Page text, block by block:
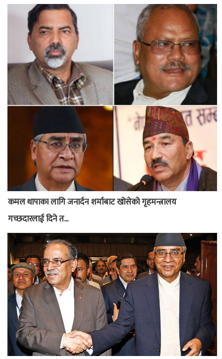
कमल थापाका लागि जनार्दन शर्माबाट खोसेको गृहमन्त्रालय
गच्छदारलाई दिने त...